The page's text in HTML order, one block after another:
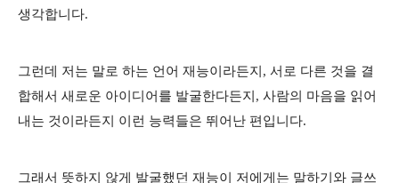
생각합니다.
그런데 저는 말로 하는 언어 재능이라든지, 서로 다른 것을 결
합해서 새로운 아이디어를 발굴한다든지, 사람의 마음을 읽어
내는 것이라든지 이런 능력들은 뛰어난 편입니다.
그래서 뜻하지 않게 발굴했던 재능이 저에게는 말하기와 글쓰